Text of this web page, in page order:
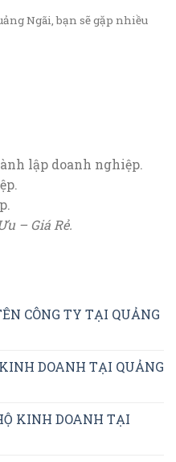
Ngãi, bạn sẽ gặp nhiều
lập doanh nghiệp.
– Giá Rẻ.
CÔNG TY TẠI QUẢNG
DOANH TẠI QUẢNG
KINH DOANH TẠI